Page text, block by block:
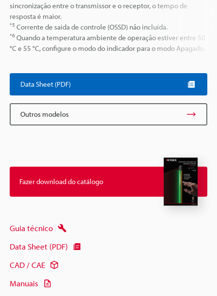
sincronização entre o transmissor e o receptor, o tempo de
resposta é maior.
*5 Corrente de saída de controle (OSSD) não incluída.
*6 Quando a temperatura ambiente de operação estiver entre 50
°C e 55 °C, configure o modo do indicador para o modo Apagado.
Data Sheet (PDF)
Outros modelos
Fazer download do catálogo
Guia técnico
Data Sheet (PDF)
CAD / CAE
Manuais